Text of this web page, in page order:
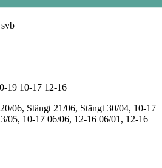
19 10-17 12-16
20/06, Stängt 21/06, Stängt 30/04, 10-17
05, 10-17 06/06, 12-16 06/01, 12-16